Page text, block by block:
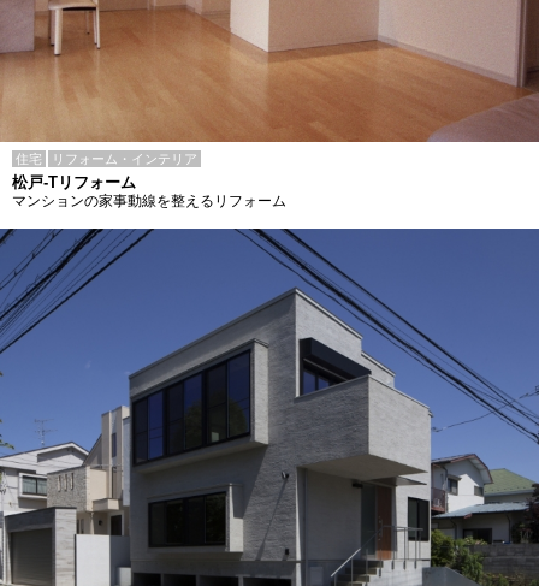
住宅 リフォーム・インテリア
松戸-Tリフォーム
マンションの家事動線を整えるリフォーム